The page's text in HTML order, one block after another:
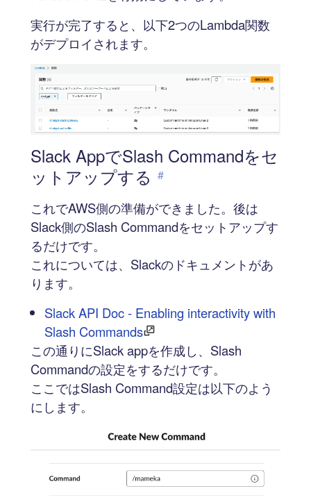
実行が完了すると、以下2つのLambda関数
がデプロイされます。
Slack AppでSlash Commandをセ
ットアップする #
これでAWS側の準備ができました。後は
Slack側のSlash Commandをセットアップす
るだけです。
これについては、Slackのドキュメントがあ
ります。
Slack API Doc - Enabling interactivity with
Slash Commands
この通りにSlack appを作成し、Slash
Commandの設定をするだけです。
ここではSlash Command設定は以下のよう
にします。